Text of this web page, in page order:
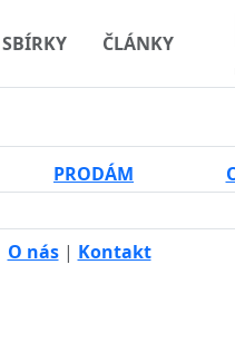
SBÍRKY ČLÁNKY
PRODÁM
O nás| Kontakt